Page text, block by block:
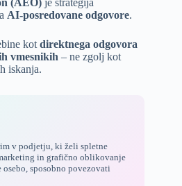
(AEO) je strategija
AI-posredovane odgovore.
kotdirektnega odgovora
vmesnikih – ne zgolj kot
iskanja.
v podjetju, ki želi spletne
in grafično oblikovanje
sposobno povezovati